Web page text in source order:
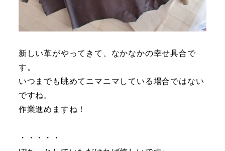
新しい革がやってきて、なかなかの幸せ具合で
す。
いつまでも眺めてニマニマしている場合ではない
ですね。
作業進めますね！
・・・・・